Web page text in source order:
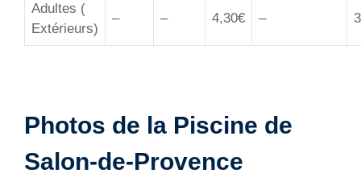
Adultes (
Extérieurs)
– – 4,30€ –
Photos de la Piscine de
Salon-de-Provence